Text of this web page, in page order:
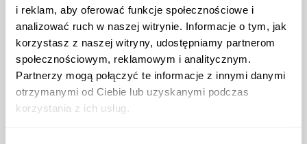
i reklam, aby oferować funkcje społecznościowe i
analizować ruch w naszej witrynie. Informacje o tym, jak
korzystasz z naszej witryny, udostępniamy partnerom
społecznościowym, reklamowym i analitycznym.
Partnerzy mogą połączyć te informacje z innymi danymi
otrzymanymi od Ciebie lub uzyskanymi podczas
korzystania z ich usług.
ArrowLeftLong ArrowRightLong